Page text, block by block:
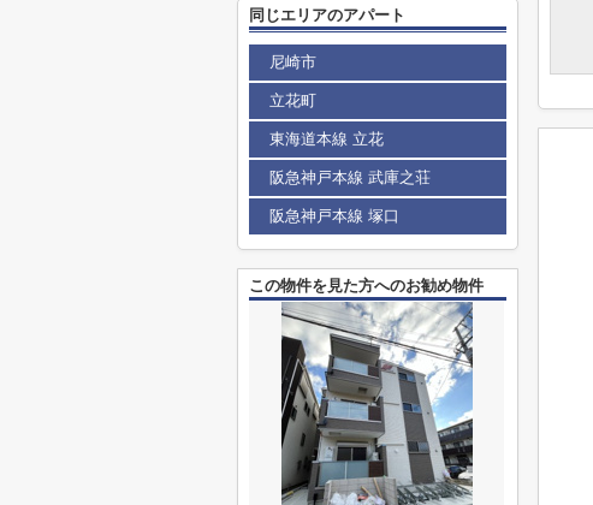
同じエリアのアパート
尼崎市
立花町
東海道本線 立花
阪急神戸本線 武庫之荘
阪急神戸本線 塚口
この物件を見た方へのお勧め物件